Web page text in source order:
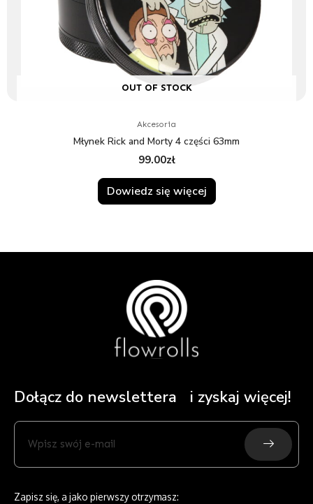
OUT OF STOCK
Akcesoria
Młynek Rick and Morty 4 części 63mm
99.00zł
Dowiedz się więcej
Dołącz do newslettera i zyskaj więcej!
swój
e-
Submit
Zapisz się, a jako pierwszy otrzymasz: